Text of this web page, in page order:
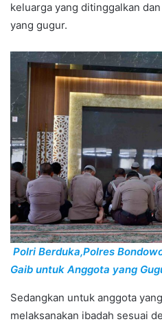
keluarga yang ditinggalkan
yang gugur.
Polri Berduka,Polres
Gaib untuk Anggota yang
Sedangkan untuk anggota
melaksanakan ibadah sesuai